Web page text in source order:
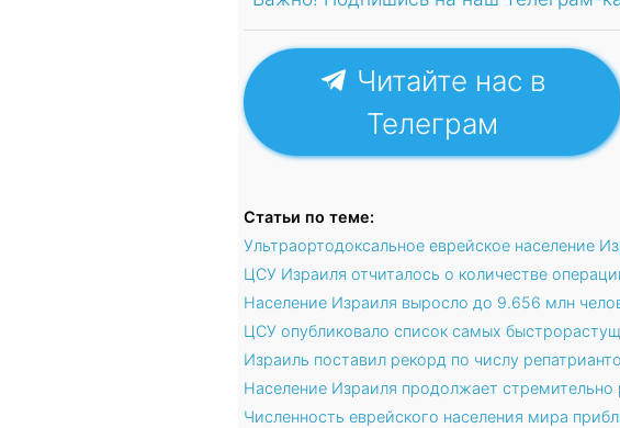
Читайте нас в
Телеграм
Статьи по теме:
Ультраортодоксальное еврейское население
ЦСУ Израиля отчиталось о количестве
Население Израиля выросло до 9.656 млн
ЦСУ опубликовало список самых
Израиль поставил рекорд по числу
Население Израиля продолжает
Численность еврейского населения мира